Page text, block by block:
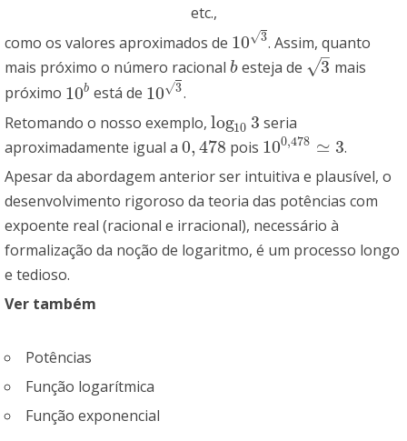
etc.,
como os valores aproximados de 10 3
√
103
. Assim, quanto
mais próximo o número racional b
besteja de 3
–
√
3
mais
próximo 10b
10b está de 10 3
√
103
.
Retomando o nosso exemplo, log10 3
log10 3 seria
aproximadamente igual a 0, 478
0,478 pois 100,478 ≃ 3
100,478 ≃3
.
Apesar da abordagem anterior ser intuitiva e plausível, o
desenvolvimento rigoroso da teoria das potências com
expoente real (racional e irracional), necessário à
formalização da noção de logaritmo, é um processo longo
e tedioso.
Ver também
Potências
Função logarítmica
Função exponencial